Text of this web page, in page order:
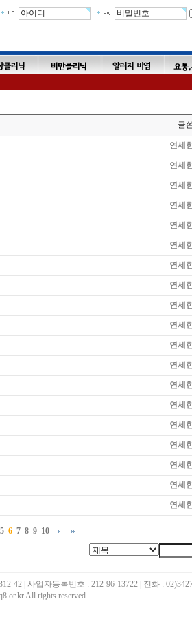
글
연세
연세
연세
연세
연세
연세
연세
연세
연세
연세
연세
연세
연세
연세
연세
연세
연세
연세
연세
5 6 7 8 9 10
42 | 사업자등록번호 : 212-96-13722 | 전화 :
All rights reserved.